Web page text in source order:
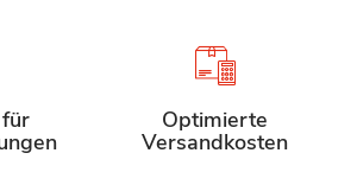
Optimierte
Versandkosten